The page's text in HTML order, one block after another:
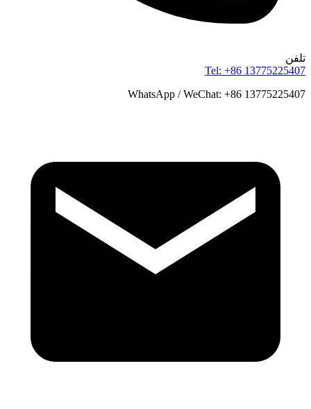
تلفن
Tel: +86 13775225407
WhatsApp / WeChat: +86 13775225407